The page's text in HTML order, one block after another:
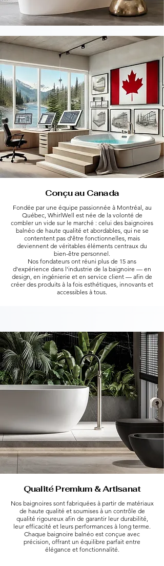
Conçu au Canada
Fondée par une équipe passionnée à Montréal, au
Québec, WhirlWell est née de la volonté de
combler un vide sur le marché : celui des baignoires
balnéo de haute qualité et abordables, qui ne se
contentent pas d'être fonctionnelles, mais
deviennent de véritables éléments centraux du
bien-être personnel.
Nos fondateurs ont réuni plus de 15 ans
d'expérience dans l'industrie de la baignoire — en
design, en ingénierie et en service client — afin de
créer des produits à la fois esthétiques, innovants et
accessibles à tous.
Qualité Premium & Artisanat
Nos baignoires sont fabriquées à partir de matériaux
de haute qualité et soumises à un contrôle de
qualité rigoureux afin de garantir leur durabilité,
leur efficacité et leurs performances à long terme.
Chaque baignoire balnéo est conçue avec
précision, offrant un équilibre parfait entre
élégance et fonctionnalité.